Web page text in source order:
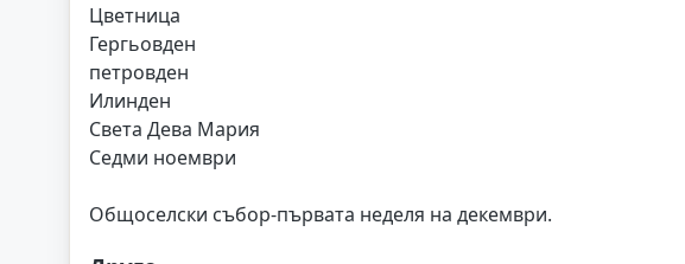
Цветница
Гергьовден
петровден
Илинден
Света Дева Мария
Седми ноември
Общоселски събор-първата неделя на декември.